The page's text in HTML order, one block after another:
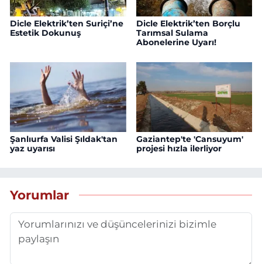
Dicle Elektrik’ten Suriçi’ne
Estetik Dokunuş
Dicle Elektrik’ten Borçlu
Tarımsal Sulama
Abonelerine Uyarı!
Şanlıurfa Valisi Şıldak'tan
yaz uyarısı
Gaziantep'te 'Cansuyum'
projesi hızla ilerliyor
Yorumlar